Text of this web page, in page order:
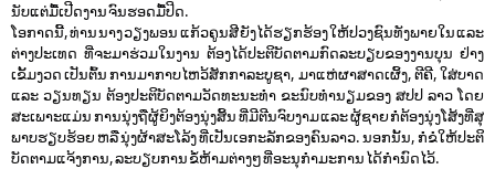
ນັບ​ແຕ່ມື້​ເປີດ​ງານ​ ​ຈົນ​ຮອດມື້​ປິດ​.
ໂອກາດນີ້, ທ່ານ ນາງ ວຽງພອນ ແກ້ວຄູນສີ ຍັງໄດ້ຮຽກຮ້ອງ ໃຫ້ປວງ​ຊົນທັງ​ພາຍ​ໃນ ແລະ
ຕ່າງ​ປະ​ເທດ ທີ່​ຈະ​ມາ​ຮ່ວມ​ໃນ​ງານ ຕ້ອງ​ໄດ້​ປະ​ຕິ​ບັດ​ຕາມ​ກົດ​ລະ​ບຽບ​ຂອງ​ງານ​ບຸນ ຢ່າງ​
ເຂັ້ມ​ງວດ ເປັນ​ຕົ້ນ ການ​ມາ​ກາບ​ໄຫວ້​ສັກ​ກາ​ລະ​ບູ​ຊາ, ມາ​ແຫ່ຜາ​ສາດ​ເຜິ້ງ, ຕີ​ຄີ, ໃສ່​ບາດ
ແລະ ວຽນ​ທຽນ ຕ້ອງປະ​ຕິ​ບັດ​ຕາມ​ວັດ​ທະ​ນະ​ທຳ ຂະ​ນົບ​ທຳ​ນຽມ​ຂອງ ສ​ປ​ປ ​ລາວ ໂດຍ
ສະເພາະແມ່ນ ການ​ນຸ່ງ​ຖື ຜູ້​ຍິງ​ຕ້ອງ​ນຸ່ງ​ສິ້ນ ທີ່​ມີ​ຕີນ​ຈົບ​ງາມ ແລະ ຜູ້​ຊາຍ ກໍ່ຕ້ອງ​ນຸ່ງ​ໂສ້ງ​ທີ່​ສຸ​
ພາບ​ຮຽບ​ຮ້ອຍ ຫລື ນຸ່ງ​ຜ້າສະ​ໂລ້ງ ທີ່​ເປັນ​ເອ​ກະ​ລັກ​ຂອງ​ຄົນ​ລາວ. ນອກນັ້ນ, ກໍ່ຂໍ​ໃຫ້​ປະ​ຕິ​
ບັດ​ຕາມ​ແຈ້ງ​ການ, ລະ​ບຽບ​ການ ຂໍ້​ຫ້າມຕ່າງໆ ທີ່​ອະ​ນຸ​ກຳ​ມະ​ການ ໄດ້ກຳ​ນົດ​ໄວ້.